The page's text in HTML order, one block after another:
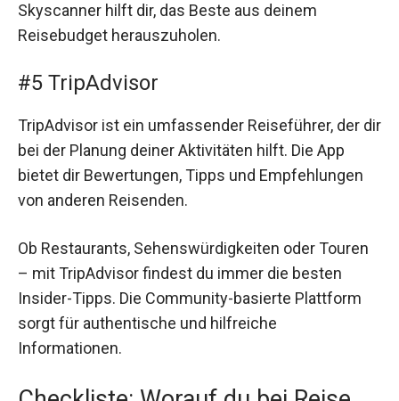
Skyscanner hilft dir, das Beste aus deinem
Reisebudget herauszuholen.
#5 TripAdvisor
TripAdvisor ist ein umfassender Reiseführer, der dir
bei der Planung deiner Aktivitäten hilft. Die App
bietet dir Bewertungen, Tipps und Empfehlungen
von anderen Reisenden.
Ob Restaurants, Sehenswürdigkeiten oder Touren
– mit TripAdvisor findest du immer die besten
Insider-Tipps. Die Community-basierte Plattform
sorgt für authentische und hilfreiche
Informationen.